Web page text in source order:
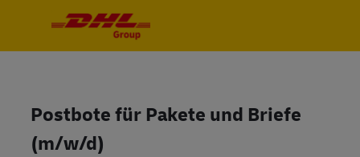
Postbote für Pakete und Briefe
(m/w/d)